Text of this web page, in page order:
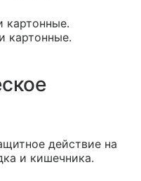
картонные.
картонные.
действие на
и кишечника.